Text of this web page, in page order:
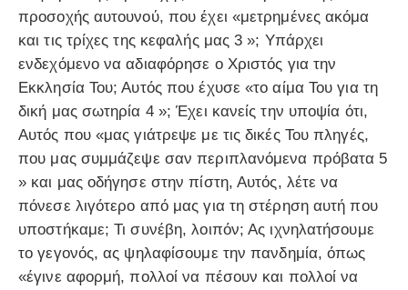
προσοχής αυτουνού, που έχει «μετρημένες ακόμα
και τις τρίχες της κεφαλής μας 3 »; Υπάρχει
ενδεχόμενο να αδιαφόρησε ο Χριστός για την
Εκκλησία Του; Αυτός που έχυσε «το αίμα Του για τη
δική μας σωτηρία 4 »; Έχει κανείς την υποψία ότι,
Αυτός που «μας γιάτρεψε με τις δικές Του πληγές,
που μας συμμάζεψε σαν περιπλανόμενα πρόβατα 5
» και μας οδήγησε στην πίστη, Αυτός, λέτε να
πόνεσε λιγότερο από μας για τη στέρηση αυτή που
υποστήκαμε; Τι συνέβη, λοιπόν; Ας ιχνηλατήσουμε
το γεγονός, ας ψηλαφίσουμε την πανδημία, όπως
«έγινε αφορμή, πολλοί να πέσουν και πολλοί να